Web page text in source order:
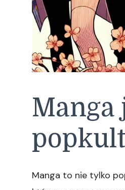
Manga
Manga to nie tylko